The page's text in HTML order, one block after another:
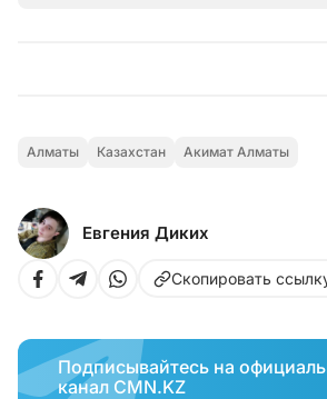
Алматы Казахстан Акимат Алматы
Евгения Диких
Скопировать
Подписывайтесь на
канал CMN.KZ